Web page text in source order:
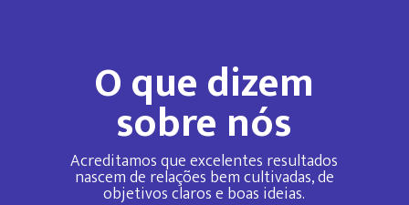
O que dizem
sobre nós
Acreditamos que excelentes resultados
nascem de relações bem cultivadas, de
objetivos claros e boas ideias.